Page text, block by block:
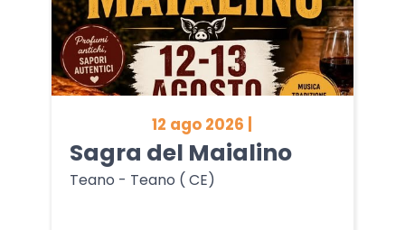
12 ago 2026 |
Sagra del Maialino
Teano - Teano ( CE)